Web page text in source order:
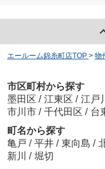
エールーム錦糸町店TOP > 物
市区町村から探す
墨田区 / 江東区 / 江戸
市川市 / 千代田区 / 台
町名から探す
亀戸 / 平井 / 東向島 /
新川 / 堀切